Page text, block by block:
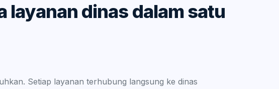
layanan dinas dalam satu
Setiap layanan terhubung langsung ke dinas